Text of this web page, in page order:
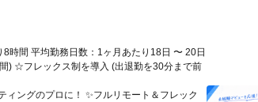
時間 平均勤務日数：1ヶ月あたり18日 〜 20日
) ☆フレックス制を導入 (出退勤を30分まで前
ィングのプロに！ ✨フルリモート＆フレック